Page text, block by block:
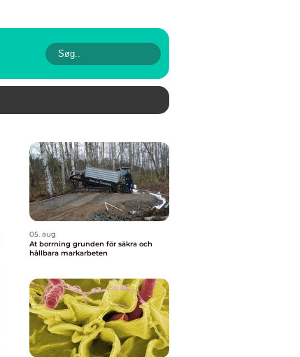
05. aug
At borrning grunden för säkra och
hållbara markarbeten